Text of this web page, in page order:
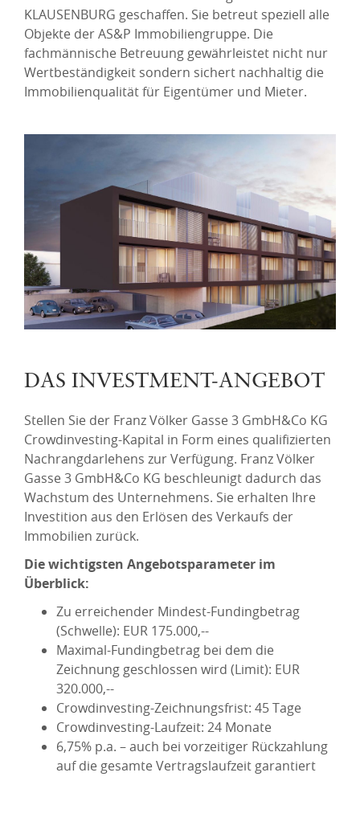
KLAUSENBURG geschaffen. Sie betreut speziell alle
Objekte der AS&P Immobiliengruppe. Die
fachmännische Betreuung gewährleistet nicht nur
Wertbeständigkeit sondern sichert nachhaltig die
Immobilienqualität für Eigentümer und Mieter.
DAS INVESTMENT-ANGEBOT
Stellen Sie der Franz Völker Gasse 3 GmbH&Co KG
Crowdinvesting-Kapital in Form eines qualifizierten
Nachrangdarlehens zur Verfügung. Franz Völker
Gasse 3 GmbH&Co KG beschleunigt dadurch das
Wachstum des Unternehmens. Sie erhalten Ihre
Investition aus den Erlösen des Verkaufs der
Immobilien zurück.
Die wichtigsten Angebotsparameter im
Überblick:
Zu erreichender Mindest-Fundingbetrag
(Schwelle): EUR 175.000,--
Maximal-Fundingbetrag bei dem die
Zeichnung geschlossen wird (Limit): EUR
320.000,--
Crowdinvesting-Zeichnungsfrist: 45 Tage
Crowdinvesting-Laufzeit: 24 Monate
6,75% p.a. – auch bei vorzeitiger Rückzahlung
auf die gesamte Vertragslaufzeit garantiert